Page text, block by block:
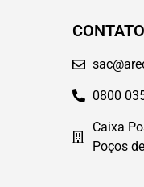
CONTATO
0800
Caixa
Poços